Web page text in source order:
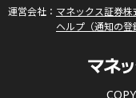
マネックス証券株
ヘルプ（通知の登